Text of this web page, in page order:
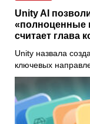
Unity AI
«полноценные
считает глава
Unity назвала
ключевых